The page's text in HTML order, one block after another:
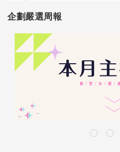
企劃嚴選周報